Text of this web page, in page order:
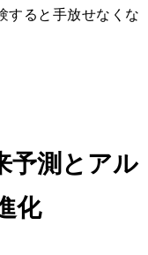
すると手放せなくな
予測とアル
化